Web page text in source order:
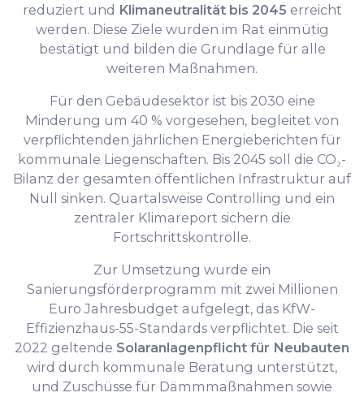
reduziert und Klimaneutralität bis 2045 erreicht
werden. Diese Ziele wurden im Rat einmütig
bestätigt und bilden die Grundlage für alle
weiteren Maßnahmen.
Für den Gebäudesektor ist bis 2030 eine
Minderung um 40 % vorgesehen, begleitet von
verpflichtenden jährlichen Energieberichten für
kommunale Liegenschaften. Bis 2045 soll die CO₂-
Bilanz der gesamten öffentlichen Infrastruktur auf
Null sinken. Quartalsweise Controlling und ein
zentraler Klimareport sichern die
Fortschrittskontrolle.
Zur Umsetzung wurde ein
Sanierungsförderprogramm mit zwei Millionen
Euro Jahresbudget aufgelegt, das KfW-
Effizienzhaus-55-Standards verpflichtet. Die seit
2022 geltende Solaranlagenpflicht für Neubauten
wird durch kommunale Beratung unterstützt,
und Zuschüsse für Dämmmaßnahmen sowie